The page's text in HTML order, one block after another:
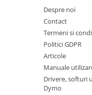
Despre noi
Contact
Termeni si
Politici GDPR
Articole
Manuale
Drivere, softuri
Dymo